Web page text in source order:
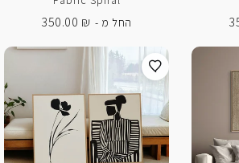
החל מ -
350.00 ₪